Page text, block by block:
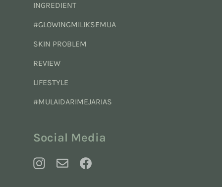
INGREDIENT
#GLOWINGMILIKSEMUA
SKIN PROBLEM
REVIEW
LIFESTYLE
#MULAIDARIMEJARIAS
Social Media